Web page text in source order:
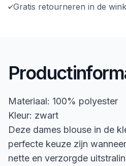
Gratis retourneren in de
Materiaal: 100% polyester
Kleur: zwart
Deze dames blouse in de
perfecte keuze zijn
nette en verzorgde